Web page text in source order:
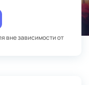
вне зависимости от